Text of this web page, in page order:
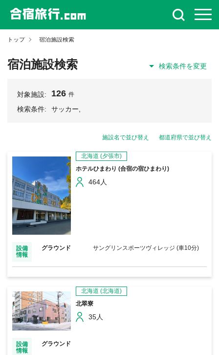
トップ 宿泊施設検索
宿泊施設検索 検索条件を変更
対象施設: 126 件
検索条件: サッカー,
施設名で並び替え 都道府県で並び替え
北海道 (夕張市)
ホテルひまわり (合宿の宿ひまわり)
464人
設備
情報
グラウンド サングリンスポーツヴィレッジ (車10分)
北海道 (北海道)
北翠寮
35人
設備
情報
グラウンド